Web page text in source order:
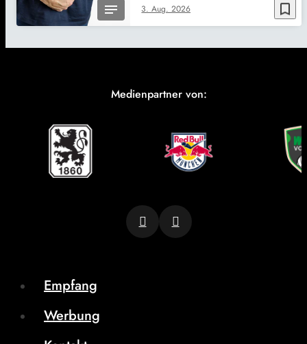
bookmark_border
3. Aug. 2026
Medienpartner von:
Empfang
Werbung